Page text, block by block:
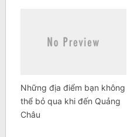
Những địa điểm bạn không
thể bỏ qua khi đến Quảng
Châu